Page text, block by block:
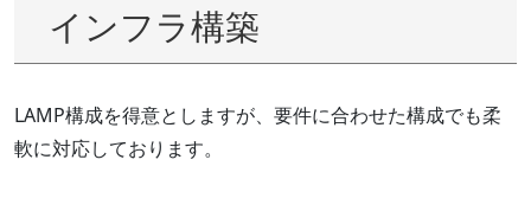
インフラ構築
LAMP構成を得意としますが、要件に合わせた構成でも柔
軟に対応しております。